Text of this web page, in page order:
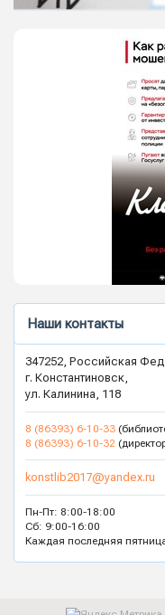
Наши контакты
347252, Российская
г. Константиновск,
ул. Калинина, 118
8 (86393) 6-10-33
8 (86393) 6-10-32
konstlib2017@yandex.ru
Пн-Пт: 8:00-18:00
Сб: 9:00-16:00
Каждая последняя